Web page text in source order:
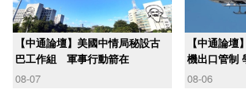
【中通論壇】美國中情局秘設古
巴工作組 軍事行動箭在
08-07
【中通論壇
機出口管制
08-06